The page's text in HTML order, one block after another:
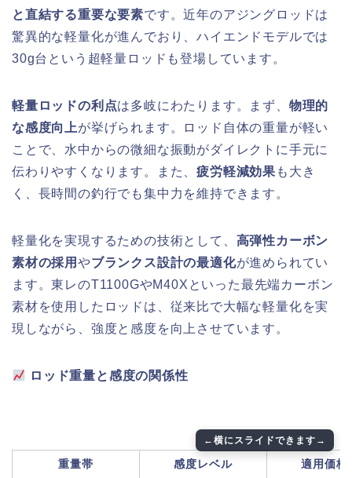
と直結する重要な要素です。近年のアジングロッドは
驚異的な軽量化が進んでおり、ハイエンドモデルでは
30g台という超軽量ロッドも登場しています。
軽量ロッドの利点は多岐にわたります。まず、 物理的
な感度向上が挙げられます。ロッド自体の重量が軽い
ことで、水中からの微細な振動がダイレクトに手元に
伝わりやすくなります。また、疲労軽減効果 も大き
く、長時間の釣行でも集中力を維持できます。
軽量化を実現するための技術として、 高弾性カーボン
素材の採用 やブランクス設計の最適化が進められてい
ます。東レのT1100GやM40Xといった最先端カーボン
素材を使用したロッドは、従来比で大幅な軽量化を実
現しながら、強度と感度を向上させています。
ロッド重量と感度の関係性
重量帯 感度レベル 適用価格